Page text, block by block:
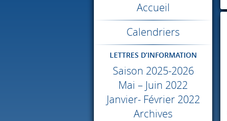
Accueil
Calendriers
LETTRES D’INFORMATION
Saison 2025-2026
Mai – Juin 2022
Janvier- Février 2022
Archives